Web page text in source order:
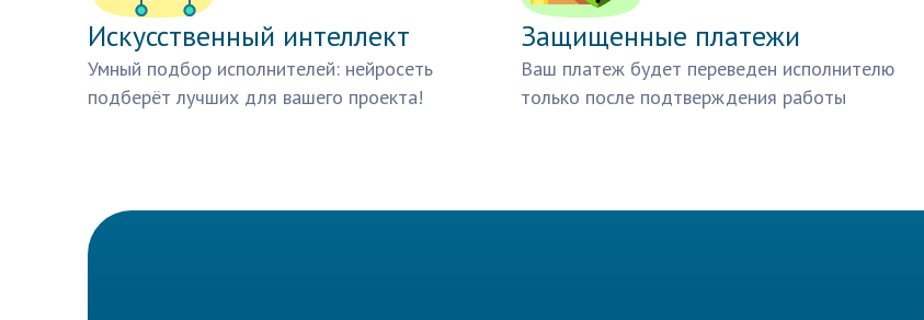
Искусственный интеллект
Умный подбор исполнителей: нейросеть
подберёт лучших для вашего проекта!
Защищенные платежи
Ваш платеж будет переведен исполнителю
только после подтверждения работы